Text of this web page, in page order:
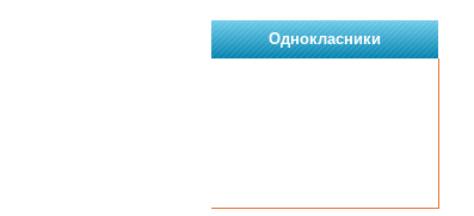
Однокласники